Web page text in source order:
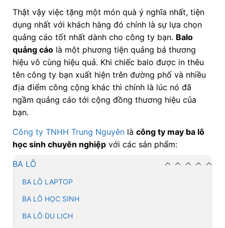
Thật vậy việc tặng một món quà ý nghĩa nhất, tiện
dụng nhất với khách hàng đó chính là sự lựa chọn
quảng cáo tốt nhất dành cho công ty bạn. Balo
quảng cáolà một phương tiện quảng bá thương
hiệu vô cùng hiệu quả. Khi chiếc balo được in thêu
tên công ty bạn xuất hiện trên đường phố và nhiều
địa điểm công cộng khác thì chính là lúc nó đã
ngầm quảng cáo tới cộng đồng thương hiệu của
bạn.
Công ty TNHH Trung Nguyênlà công ty may ba lô
học sinh chuyên nghiệpvới các sản phẩm:
BA LÔ
BA LÔ LAPTOP
BA LÔ HỌC SINH
BA LÔ DU LỊCH